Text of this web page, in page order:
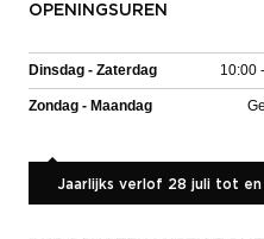
OPENINGSUREN
Dinsdag - Zaterdag 10:00
Zondag - Maandag
Jaarlijks verlof 28 juli tot en